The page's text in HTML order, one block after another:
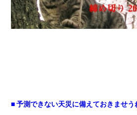
■ 予測できない天災に備えておきませう